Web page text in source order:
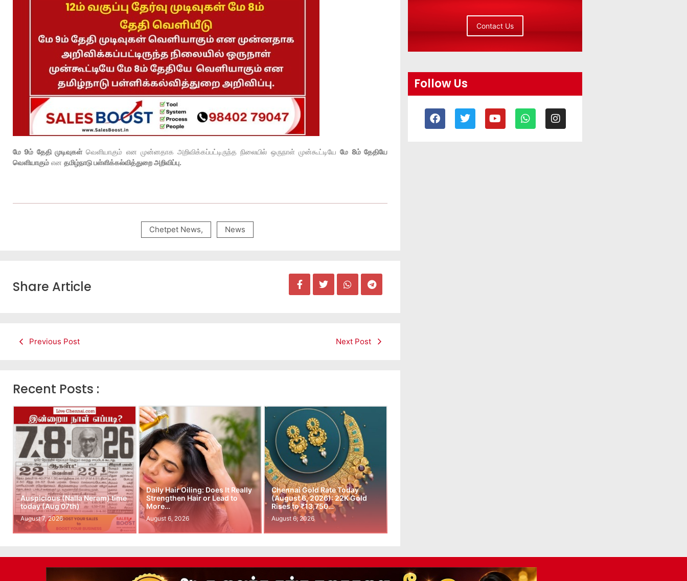
மே 9ம் தேதி முடிவுகள்வெளியாகும் என முன்னதாக அறிவிக்கப்பட்டிருந்த நிலையில் ஒருநாள் முன்கூட்டியேமே 8ம் தேதியே
வெளியாகும் என தமிழ்நாடு பள்ளிக்கல்வித்துறை அறிவிப்பு.
Chetpet News, News
Share Article
Previous Post Next Post
Recent Posts :
Auspicious (Nalla Neram) time
today (Aug 07th)
August 7, 2026
Daily Hair Oiling: Does It Really
Strengthen Hair or Lead to
More…
August 6, 2026
Chennai Gold Rate Today
(August 6, 2026): 22K Gold
Rises to ₹13,750…
August 6, 2026
Contact Us
Follow Us